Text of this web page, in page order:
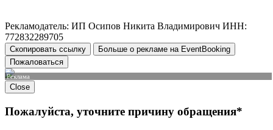
Рекламодатель: ИП Осипов Никита Владимирович ИНН:
772832289705
Скопировать ссылку
Больше о рекламе на EventBooking
Пожаловаться
Реклама
Close
Пожалуйста, уточните причину обращения*